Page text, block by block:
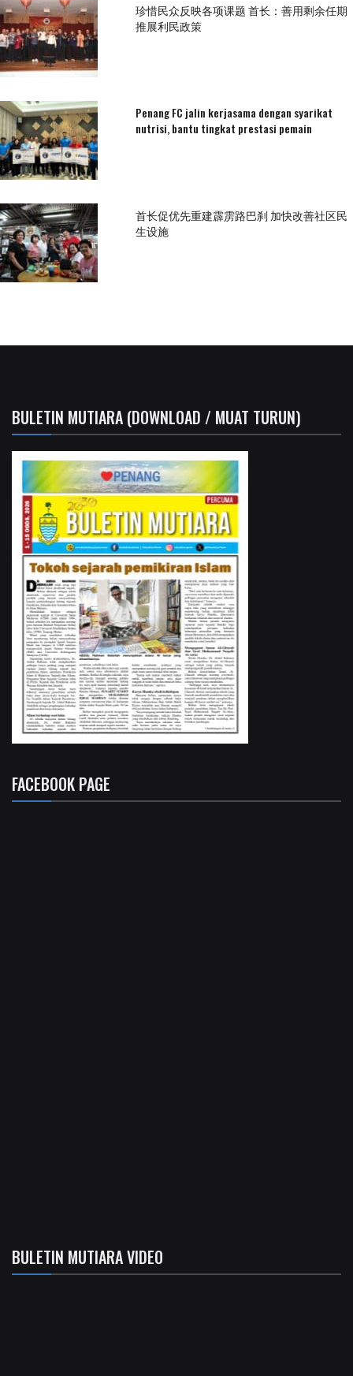
珍惜民众反映各项课题 首长：善用剩余任期
推展利民政策
Penang FC jalin kerjasama dengan syarikat
nutrisi, bantu tingkat prestasi pemain
首长促优先重建霹雳路巴刹 加快改善社区民
生设施
BULETIN MUTIARA (DOWNLOAD / MUAT TURUN)
FACEBOOK PAGE
BULETIN MUTIARA VIDEO